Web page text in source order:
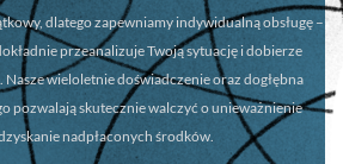
dlatego zapewniamy indywidualną obsługę –
przeanalizuje Twoją sytuację i dobierze
Nasze wieloletnie doświadczenie oraz dogłębna
pozwalają skutecznie walczyć o unieważnienie
nadpłaconych środków.